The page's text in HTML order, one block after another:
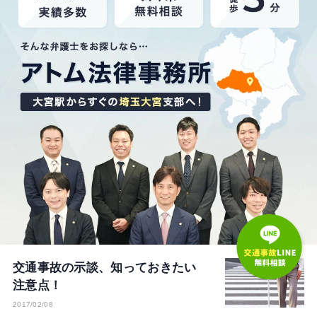
交通事故の示談、知っておきたい
注意点！
2017/02/08